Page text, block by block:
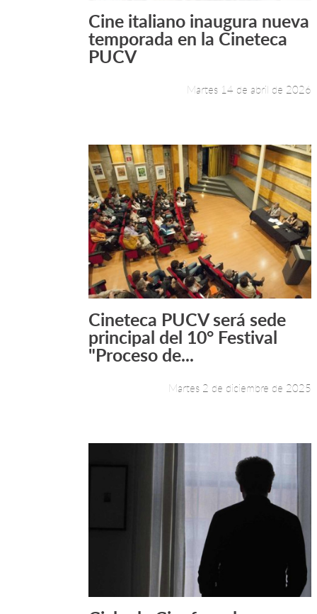
Leer más +
Cine italiano inaugura nueva
temporada en la Cineteca
PUCV
Martes 14 de abril de 2026
Leer más +
Cineteca PUCV será sede
principal del 10° Festival
"Proceso de...
Martes 2 de diciembre de 2025